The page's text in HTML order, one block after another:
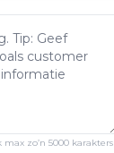
zo’n 5000 karakters